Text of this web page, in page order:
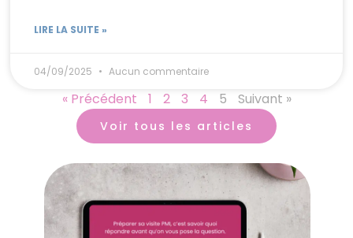
LIRE LA SUITE »
04/09/2025 Aucun commentaire
« Précédent 1 2 3 4 5 Suivant »
Voir tous les articles